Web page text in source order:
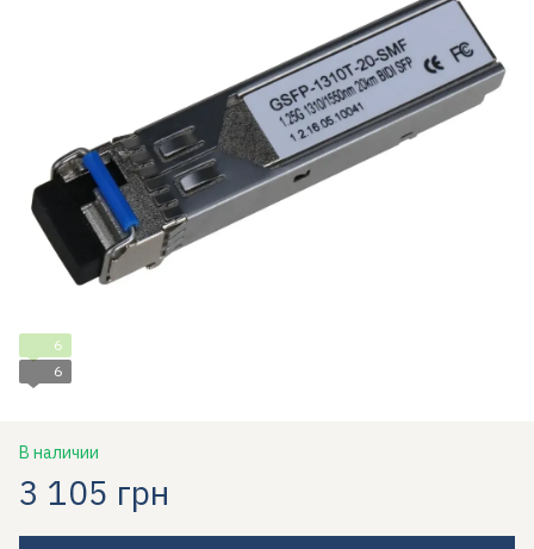
6
6
В наличии
3 105 грн